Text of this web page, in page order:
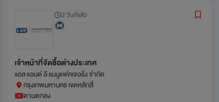
2 วันที่แล้ว
เจ้าหน้าที่จัดซื้อต่างประเทศ
แอล แอนด์ อี แมนูแฟคเจอริ่ง จำกัด
กรุงเทพมหานคร เขตหลักสี่
ตามตกลง